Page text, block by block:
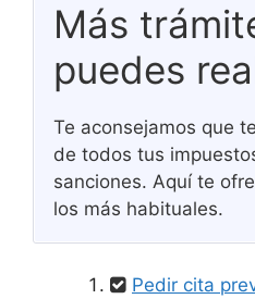
Más
puedes
Te aconsejamos que
de todos tus
sanciones. Aquí te
los más habituales.
Pedir cita